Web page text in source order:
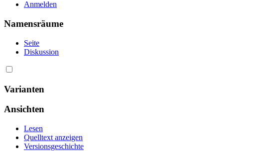
Anmelden
Namensräume
Seite
Diskussion
Varianten
Ansichten
Lesen
Quelltext anzeigen
Versionsgeschichte